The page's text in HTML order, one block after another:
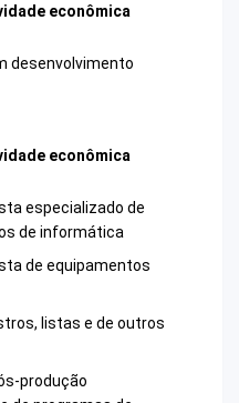
econômica
desenvolvimento
econômica
especializado de
de informática
de equipamentos
listas e de outros
produção